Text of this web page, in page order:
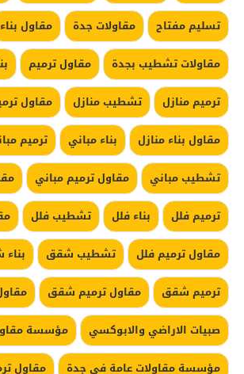
تسليم مفتاح
مقاولات جدة
مقاول بناء
مقاولات تشطيب بجدة
مقاول ترميم
ترميم منازل
تشطيب منازل
مقاول
مقاول بناء منازل
بناء مباني
ترميم
تشطيب مباني
مقاول ترميم مباني
ترميم فلل
بناء فلل تشطيب فلل
مقاول ترميم فلل
تشطيب شقق
ترميم شقق
مقاول ترميم شقق
صبيات الاراضي والابوكسي
مؤسسة
مؤسسة مقاولات عامة في جدة
مقاول